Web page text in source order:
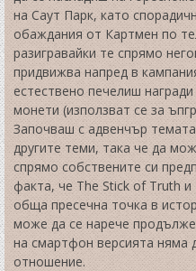
на Саут Парк, като
обаждания от Картмен по
разигравайки те спрямо
придвижва напред в
естествено печелиш
монети (използват се за
Започваш с адвенчър
другите теми, така че да
спрямо собствените си
факта, че The Stick of Truth
обща пресечна точка в
може да се нарече
на смартфон версията няма
отношение.